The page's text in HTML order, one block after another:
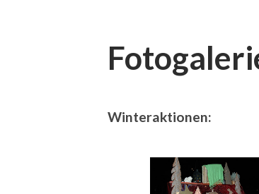
Winteraktionen: